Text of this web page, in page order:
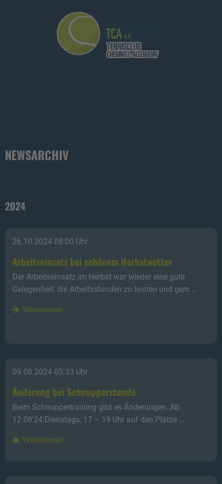
NEWSARCHIV
2024
26.10.2024 08:00 Uhr
Arbeitseinsatz bei schönem Herbstwetter
Der Arbeitseinsatz im Herbst war wieder eine gute
Gelegenheit, die Arbeitsstunden zu leisten und gem …
Weiterlesen …
09.08.2024 05:33 Uhr
Änderung bei Schnupperstunde
Beim Schnuppertraining gibt es Änderungen. Ab
12.08'24:Dienstags, 17 – 19 Uhr auf den Plätze …
Weiterlesen …